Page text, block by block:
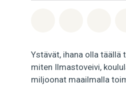
Ystävät, ihana olla täällä
miten Ilmastoveivi,
miljoonat maailmalla